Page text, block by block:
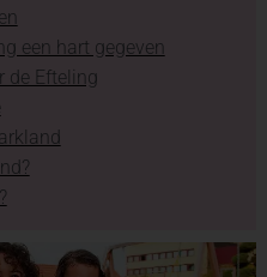
een hart gegeven
de Efteling